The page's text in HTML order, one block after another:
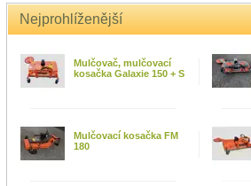
Nejprohlíženější
Mulčovač, mulčovací
kosačka Galaxie 150 + S
Mulčovací kosačka FM
180